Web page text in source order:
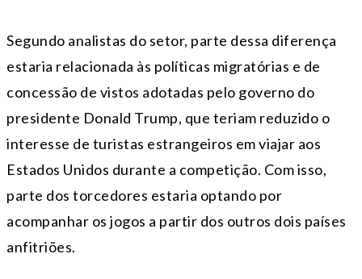
Segundo analistas do setor, parte dessa diferença
estaria relacionada às políticas migratórias e de
concessão de vistos adotadas pelo governo do
presidente Donald Trump, que teriam reduzido o
interesse de turistas estrangeiros em viajar aos
Estados Unidos durante a competição. Com isso,
parte dos torcedores estaria optando por
acompanhar os jogos a partir dos outros dois países
anfitriões.